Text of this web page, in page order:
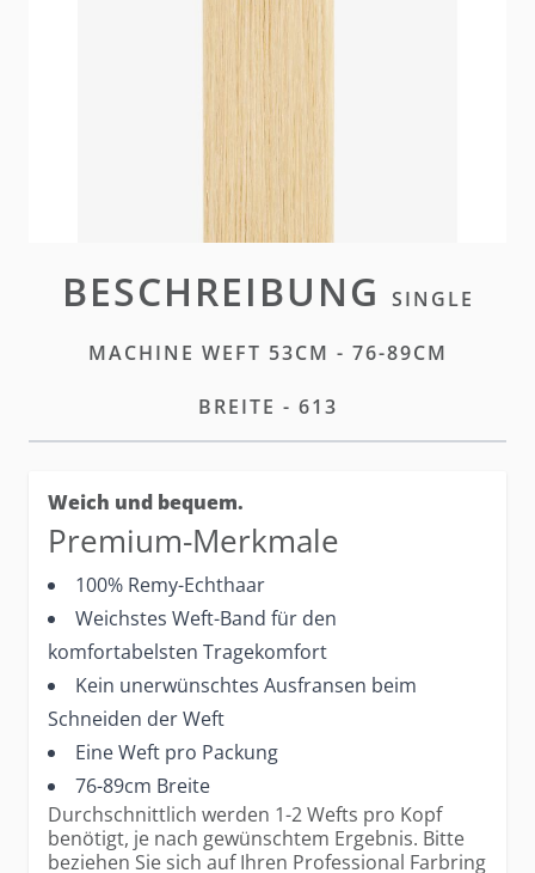
maßgeschneiderte Transformation.
oder ein Konto erstellen
BESCHREIBUNG SINGLE
MACHINE WEFT 53CM - 76-89CM
BREITE - 613
Weich und bequem.
Premium-Merkmale
100% Remy-Echthaar
Weichstes Weft-Band für den
komfortabelsten Tragekomfort
Kein unerwünschtes Ausfransen beim
Schneiden der Weft
Eine Weft pro Packung
76-89cm Breite
Durchschnittlich werden 1-2 Wefts pro Kopf
benötigt, je nach gewünschtem Ergebnis. Bitte
beziehen Sie sich auf Ihren Professional Farbring